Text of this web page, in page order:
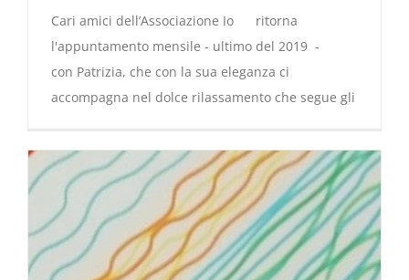
Cari amici dell’Associazione Io ritorna
l'appuntamento mensile - ultimo del 2019 -
con Patrizia, che con la sua eleganza ci
accompagna nel dolce rilassamento che segue gli